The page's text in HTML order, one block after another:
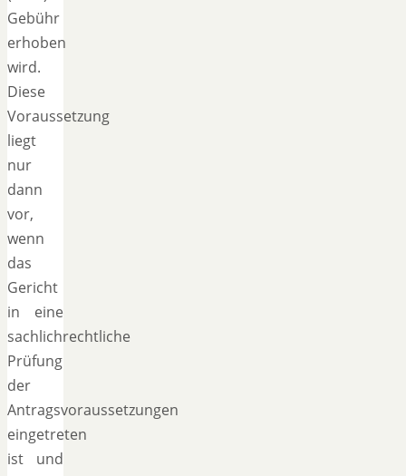
Gebühr
erhoben
wird.
Diese
Voraussetzung
liegt
nur
dann
vor,
wenn
das
Gericht
in eine
sachlichrechtliche
Prüfung
der
Antragsvoraussetzungen
eingetreten
ist und